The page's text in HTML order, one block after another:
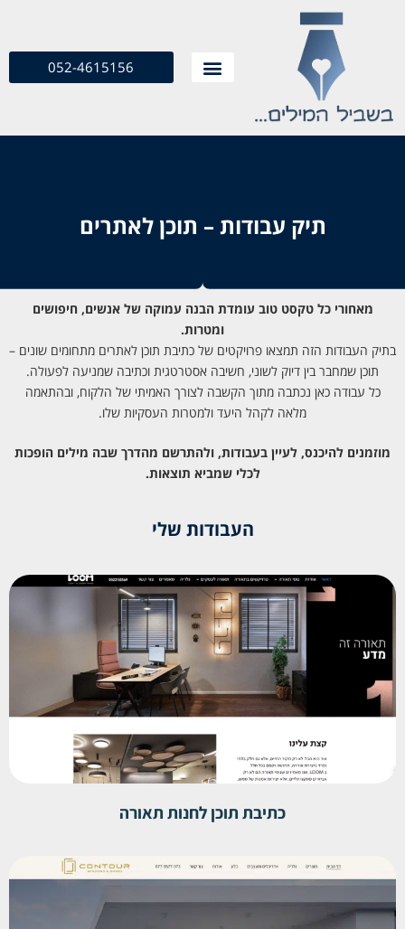
052-4615156
תיק עבודות – תוכן לאתרים
מאחורי כל טקסט טוב עומדת הבנה עמוקה של אנשים, חיפושים
ומטרות.
בתיק העבודות הזה תמצאו פרויקטים של כתיבת תוכן לאתרים מתחומים שונים –
תוכן שמחבר בין דיוק לשוני, חשיבה אסטרטגית וכתיבה שמניעה לפעולה.
כל עבודה כאן נכתבה מתוך הקשבה לצורך האמיתי של הלקוח, ובהתאמה
מלאה לקהל היעד ולמטרות העסקיות שלו.
מוזמנים להיכנס, לעיין בעבודות, ולהתרשם מהדרך שבה מילים הופכות
לכלי שמביא תוצאות.
העבודות שלי
כתיבת תוכן לחנות תאורה